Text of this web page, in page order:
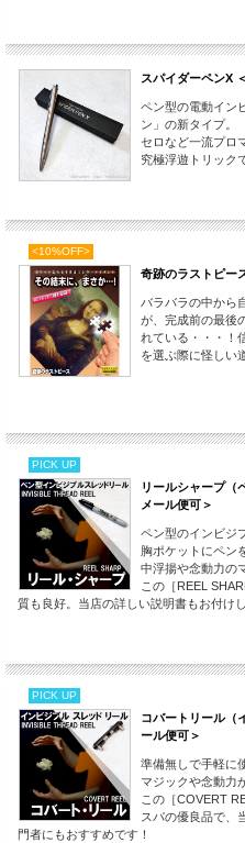
スパイダーペンX
ペン型の電動イン
ン」の新タイプ。
セロなど一流プロ
究極浮遊トリック
<10%OFF>
奇跡のラストピー
バラバラの中から
が、完成前の最後
れている・・・！
を選ぶ際に怪しい
PICK UP
リールシャープ（
メール便可＞
ペン型のインビジ
胸ポケットにペン
中浮揚や念動力の
この［REEL
質も良好。当店の詳しい説明書もお付けし
PICK UP
コバートリール（
ール便可＞
準備無しで手軽に
マジックや念動力
この［COVERT
スパの優良品で、
門者にもおすすめです！